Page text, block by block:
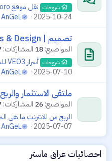
شروحات نقل موقع Xenforo الى استضافة هوتسنجر (Hostinger) يدويا خطوة خطوة بالتفصيل
2025-10-24
AnGeL
تصميم | Graphics & Design
المواضيع 18 المشاركات
شروحات أسرار VEO3 للمحترفين | دليل 2025 للتقنيات والمفاهيم التي تتجاوز المطالبة الأساسية
2025-07-10
AnGeL
ملتقى الاستثمار
المواضيع 26 المشاركات
الربح من الانترنت ما هي المنتجات
2025-07-07
AnGeL
احصائيات عراق ماستر